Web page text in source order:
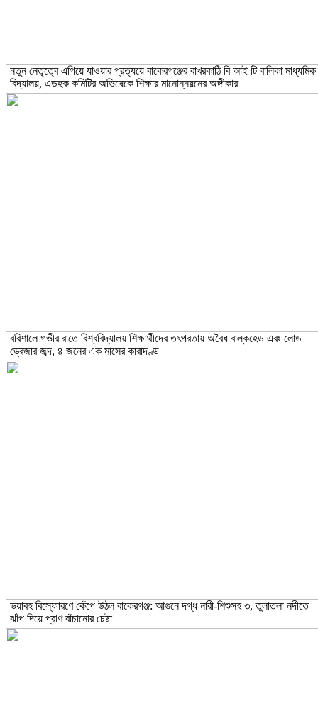
নতুন নেতৃত্বে এগিয়ে যাওয়ার প্রত্যয়ে বাকেরগঞ্জের বাখরকাঠি বি আই টি বালিকা মাধ্যমিক
বিদ্যালয়, এডহক কমিটির অভিষেকে শিক্ষার মানোন্নয়নের অঙ্গীকার
বরিশালে গভীর রাতে বিশ্ববিদ্যালয় শিক্ষার্থীদের তৎপরতায় অবৈধ বাল্কহেড এবং লোড
ড্রেজার জব্দ, ৪ জনের এক মাসের কারাদণ্ড
ভয়াবহ বিস্ফোরণে কেঁপে উঠল বাকেরগঞ্জ: আগুনে দগ্ধ নারী-শিশুসহ ৩, তুলাতলা নদীতে
ঝাঁপ দিয়ে প্রাণ বাঁচানোর চেষ্টা